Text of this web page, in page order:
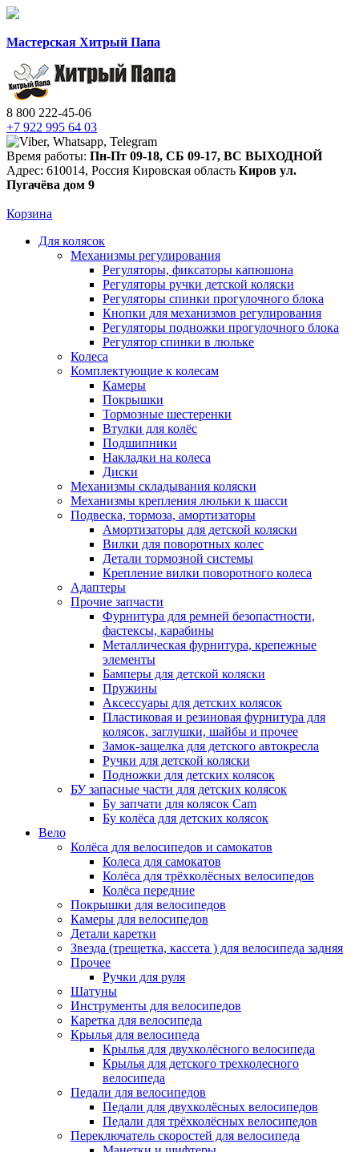
Мастерская Хитрый Папа
8 800 222-45-06
+7 922 995 64 03
Время работы: Пн-Пт 09-18, СБ 09-17, ВС ВЫХОДНОЙ
Адрес: 610014, Россия Кировская область Киров ул.
Пугачёва дом 9
Корзина
Для колясок
Механизмы регулирования
Регуляторы, фиксаторы капюшона
Регуляторы ручки детской коляски
Регуляторы спинки прогулочного блока
Кнопки для механизмов регулирования
Регуляторы подножки прогулочного блока
Регулятор спинки в люльке
Колеса
Комплектующие к колесам
Камеры
Покрышки
Тормозные шестеренки
Втулки для колёс
Подшипники
Накладки на колеса
Диски
Механизмы складывания коляски
Механизмы крепления люльки к шасси
Подвеска, тормоза, амортизаторы
Амортизаторы для детской коляски
Вилки для поворотных колес
Детали тормозной системы
Крепление вилки поворотного колеса
Адаптеры
Прочие запчасти
Фурнитура для ремней безопастности,
фастексы, карабины
Металлическая фурнитура, крепежные
элементы
Бамперы для детской коляски
Пружины
Аксессуары для детских колясок
Пластиковая и резиновая фурнитура для
колясок, заглушки, шайбы и прочее
Замок-защелка для детского автокресла
Ручки для детской коляски
Подножки для детских колясок
БУ запасные части для детских колясок
Бу запчати для колясок Cam
Бу колёса для детских колясок
Вело
Колёса для велосипедов и самокатов
Колеса для самокатов
Колёса для трёхколёсных велосипедов
Колёса передние
Покрышки для велосипедов
Камеры для велосипедов
Детали каретки
Звезда (трещетка, кассета ) для велосипеда задняя
Прочее
Ручки для руля
Шатуны
Инструменты для велосипедов
Каретка для велосипеда
Крылья для велосипеда
Крылья для двухколёсного велосипеда
Крылья для детского трехколесного
велосипеда
Педали для велосипедов
Педали для двухколёсных велосипедов
Педали для трёхколёсных велосипедов
Переключатель скоростей для велосипеда